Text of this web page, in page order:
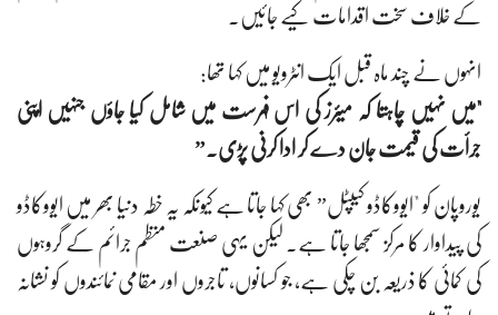
کے خلاف سخت اقدامات کیے جائیں۔
انہوں نے چند ماہ قبل ایک انٹرویو میں کہا تھا:
"میں نہیں چاہتا کہ میئرز کی اس فہرست میں شامل کیا جاؤں جنہیں اپنی
جرأت کی قیمت جان دے کر ادا کرنی پڑی۔”
یوروپان کو "ایووکاڈو کیپٹل” بھی کہا جاتا ہے کیونکہ یہ خطہ دنیا بھر میں ایووکاڈو
کی پیداوار کا مرکز سمجھا جاتا ہے۔ لیکن یہی صنعت منظم جرائم کے گروہوں
کی کمائی کا ذریعہ بن چکی ہے، جو کسانوں، تاجروں اور مقامی نمائندوں کو نشانہ